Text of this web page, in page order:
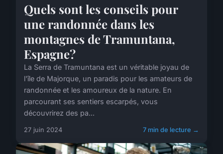
Quels sont les conseils pour
une randonnée dans les
montagnes de Tramuntana,
Espagne?
La Serra de Tramuntana est un véritable joyau de
l'île de Majorque, un paradis pour les amateurs de
randonnée et les amoureux de la nature. En
parcourant ses sentiers escarpés, vous
découvrirez des pa...
27 juin 2024 7 min de lecture →